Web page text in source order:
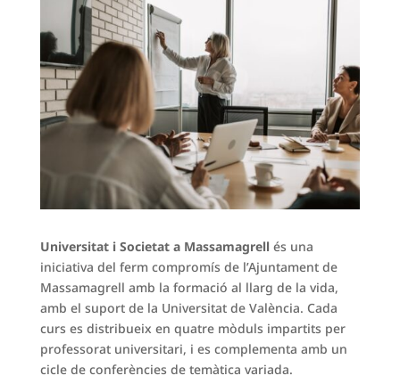
Universitat i Societat a Massamagrell és una
iniciativa del ferm compromís de l’Ajuntament de
Massamagrell amb la formació al llarg de la vida,
amb el suport de la Universitat de València. Cada
curs es distribueix en quatre mòduls impartits per
professorat universitari, i es complementa amb un
cicle de conferències de temàtica variada.